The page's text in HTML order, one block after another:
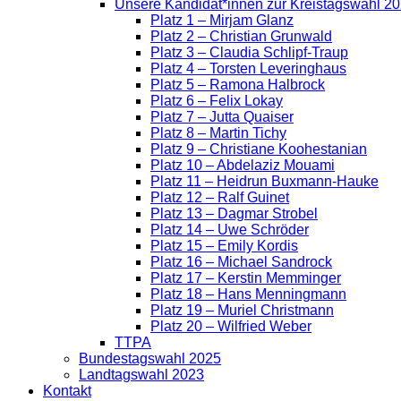
Unsere Kandidat*innen zur Kreistagswahl
Platz 1 – Mirjam Glanz
Platz 2 – Christian Grunwald
Platz 3 – Claudia Schlipf-Traup
Platz 4 – Torsten Leveringhaus
Platz 5 – Ramona Halbrock
Platz 6 – Felix Lokay
Platz 7 – Jutta Quaiser
Platz 8 – Martin Tichy
Platz 9 – Christiane Koohestanian
Platz 10 – Abdelaziz Mouami
Platz 11 – Heidrun Buxmann-Hauke
Platz 12 – Ralf Guinet
Platz 13 – Dagmar Strobel
Platz 14 – Uwe Schröder
Platz 15 – Emily Kordis
Platz 16 – Michael Sandrock
Platz 17 – Kerstin Memminger
Platz 18 – Hans Menningmann
Platz 19 – Muriel Christmann
Platz 20 – Wilfried Weber
TTPA
Bundestagswahl 2025
Landtagswahl 2023
Kontakt